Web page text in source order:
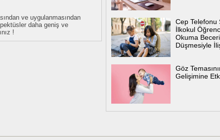
ve uygulanmasından
daha geniş ve
!
Cep Telefonu
İlkokul
Okuma
Düşmesiyle
Göz
Gelişimine